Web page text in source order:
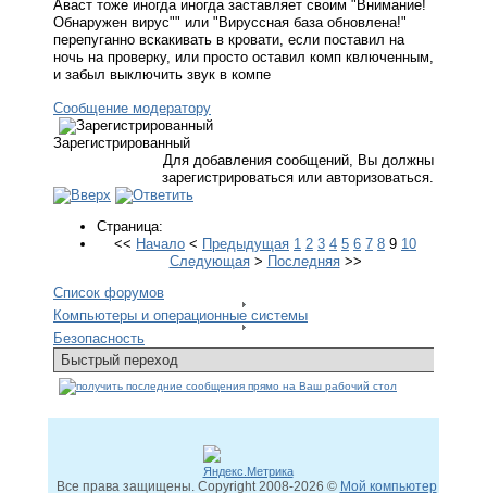
Аваст тоже иногда иногда заставляет своим "Внимание!
Обнаружен вирус"" или "Вируссная база обновлена!"
перепуганно вскакивать в кровати, если поставил на
ночь на проверку, или просто оставил комп квлюченным,
и забыл выключить звук в компе
Сообщение модератору
Зарегистрированный
Для добавления сообщений, Вы должны
зарегистрироваться или авторизоваться.
Страница:
<< Начало < Предыдущая 1 2 3 4 5 6 7 8 9 10
Следующая> Последняя>>
Список форумов
Компьютеры и операционные системы
Безопасность
Все права защищены. Copyright2008-2026 © Мой компьютер